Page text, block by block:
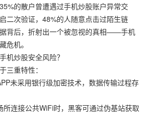
的散户曾遭遇过手机炒股账户异常交
二次验证，48%的人随意点击过陌生链
背后，折射出一个被忽视的真相——手机
危机。
机炒股安全风险？
三重特性：
未采用银行级加密技术，数据传输过程存
所连接公共WiFi时，黑客可通过伪基站获取